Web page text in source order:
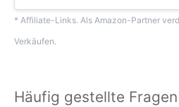
* Affiliate-Links. Als Amazon-Partner
Verkäufen.
Häufig gestellte Fragen